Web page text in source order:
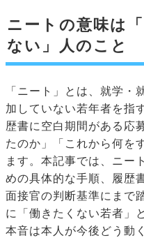
ニートの意味は
ない」人のこと
「ニート」とは、就学・
加していない若年者を指
歴書に空白期間がある応
たのか」「これから何を
ます。本記事では、ニー
めの具体的な手順、履歴
面接官の判断基準にまで
に「働きたくない若者」
本音は本人が今後どう動